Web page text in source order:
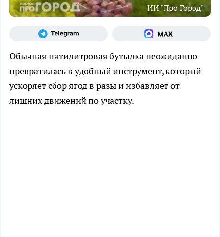
ИИ "Про Город"
Обычная пятилитровая бутылка неожиданно
превратилась в удобный инструмент, который
ускоряет сбор ягод в разы и избавляет от
лишних движений по участку.